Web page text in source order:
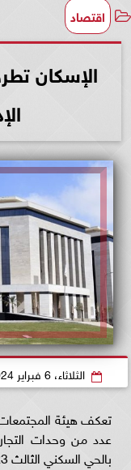
اقتصاد
الإسكان
الثلاثاء، 6 فبراير 2024
تعكف هيئة المجتمعات
عدد من وحدات
بالحي السكني الثالث R3 وذلك للبيع بنظام المزاد العلني.